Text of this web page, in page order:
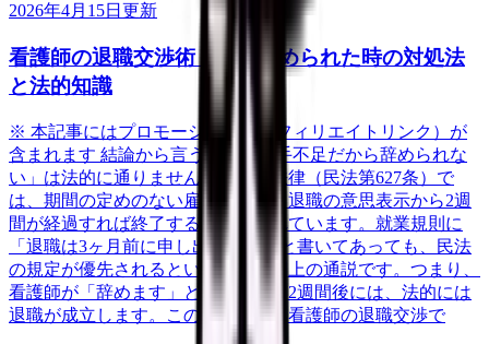
2026年4月15日 更新
看護師の退職交渉術｜引き止められた時の対処法
と法的知識
※ 本記事にはプロモーション（アフィリエイトリンク）が
含まれます 結論から言うと、「人手不足だから辞められな
い」は法的に通りません。日本の法律（民法第627条）で
は、期間の定めのない雇用契約は、退職の意思表示から2週
間が経過すれば終了すると定められています。就業規則に
「退職は3ヶ月前に申し出ること」と書いてあっても、民法
の規定が優先されるというのが判例上の通説です。つまり、
看護師が「辞めます」と伝えてから2週間後には、法的には
退職が成立します。この記事では、看護師の退職交渉で